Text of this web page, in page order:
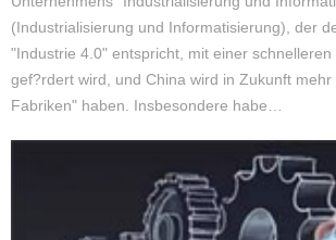
(Industrialisierung und Informatisierung), der
"Industrie 4.0" entspricht, mit einer
gef?rdert wird, und China wird in Zukunft mehr
Fabriken" haben. Insbesondere habe…